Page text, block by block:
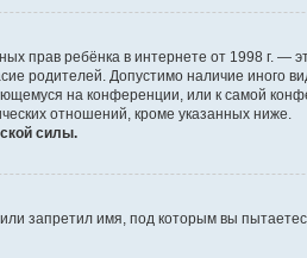
прав ребёнка в интернете от 1998 г.
родителей. Допустимо наличие
на конференции, или к самой
отношений, кроме указанных ниже.
силы.
запретил имя, под которым вы